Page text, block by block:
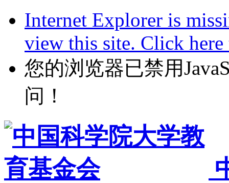
Internet Explorer is
view this site. Click
您的浏览器已禁用
问！